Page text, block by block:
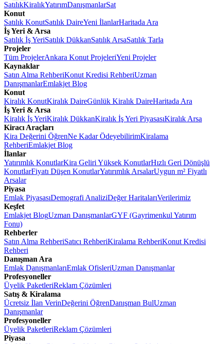
SatılıkKiralıkYatırımDanışmanlarSat
Konut
Satılık KonutSatılık DaireYeni İlanlarHaritada Ara
İş Yeri & Arsa
Satılık İş YeriSatılık DükkanSatılık ArsaSatılık Tarla
Projeler
Tüm ProjelerAnkara Konut ProjeleriYeni Projeler
Kaynaklar
Satın Alma RehberiKonut Kredisi RehberiUzman
DanışmanlarEmlakjet Blog
Konut
Kiralık KonutKiralık DaireGünlük Kiralık DaireHaritada Ara
İş Yeri & Arsa
Kiralık İş YeriKiralık DükkanKiralık İş Yeri PiyasasıKiralık Arsa
Kiracı Araçları
Kira Değerini ÖğrenNe Kadar ÖdeyebilirimKiralama
RehberiEmlakjet Blog
İlanlar
Yatırımlık KonutlarKira Geliri Yüksek KonutlarHızlı Geri Dönüşlü
KonutlarFiyatı Düşen KonutlarYatırımlık ArsalarUygun m² Fiyatlı
Arsalar
Piyasa
Emlak PiyasasıDemografi AnaliziDeğer HaritalarıVerilerimiz
Keşfet
Emlakjet BlogUzman DanışmanlarGYF (Gayrimenkul Yatırım
Fonu)
Rehberler
Satın Alma RehberiSatıcı RehberiKiralama RehberiKonut Kredisi
Rehberi
Danışman Ara
Emlak DanışmanlarıEmlak OfisleriUzman Danışmanlar
Profesyoneller
Üyelik PaketleriReklam Çözümleri
Satış & Kiralama
Ücretsiz İlan VerinDeğerini ÖğrenDanışman BulUzman
Danışmanlar
Profesyoneller
Üyelik PaketleriReklam Çözümleri
Piyasa